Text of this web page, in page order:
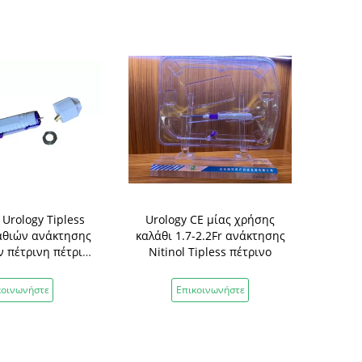
Tipless
ανάκτησης
πέτρινη
Urology CE μίας χρήσης
καλάθι 1.7-2.2Fr ανάκτησης
Nitinol Tipless πέτρινο
Επικοινωνήστε